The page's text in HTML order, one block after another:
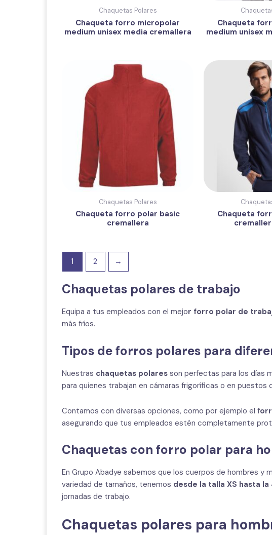
Chaquetas Polares
Chaqueta forro micropolar
medium unisex media cremallera
Chaqueta
medium unisex
Chaquetas Polares
Chaqueta forro polar basic
cremallera
Chaqueta
1 2 →
Chaquetas polares de trabajo
Equipa a tus empleados con el mejor forro polar de
más fríos.
Tipos de forros polares para
Nuestras chaquetas polares son perfectas para los días
para quienes trabajan en cámaras frigoríficas o en
Contamos con diversas opciones, como por ejemplo el f
asegurando que tus empleados estén completamente
Chaquetas con forro polar para
En Grupo Abadye sabemos que los cuerpos de hombres y
variedad de tamaños, tenemos desde la talla XS hasta la
jornadas de trabajo.
Chaquetas polares para